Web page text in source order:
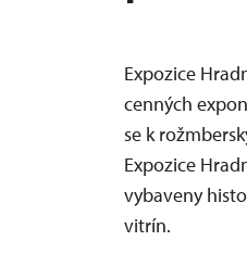
Expozice
cenných
se k
Expozice
vybaveny
vitrín.